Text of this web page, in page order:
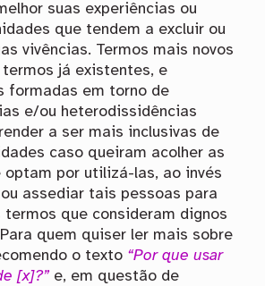
suas experiências ou
que tendem a excluir ou
vivências. Termos mais novos
termos já existentes, e
formadas em torno de
e/ou heterodissidências
a ser mais inclusivas de
caso queiram acolher as
optam por utilizá-las, ao invés
assediar tais pessoas para
termos que consideram dignos
quem quiser ler mais sobre
o texto “Por que usar
[x]?”e, em questão de